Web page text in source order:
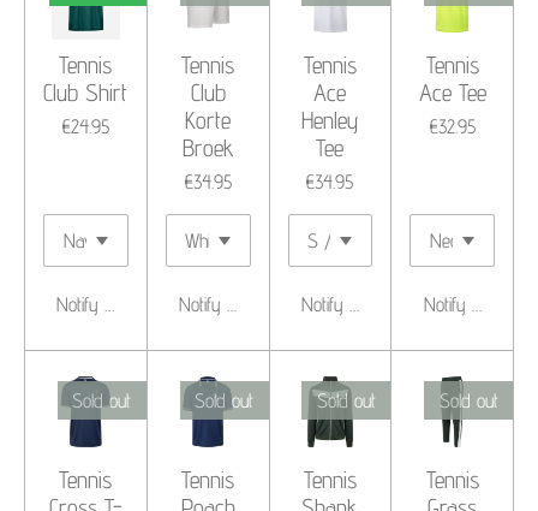
Tennis
Club Shirt
€24.95
Notify me when available
Tennis
Club
Korte
Broek
€34.95
Notify me when available
Tennis
Ace
Henley
Tee
€34.95
Notify me when available
Tennis
Ace Tee
€32.95
Notify me
Sold out
Tennis
Sold out
Tennis
Sold out
Tennis
Sold out
Tennis